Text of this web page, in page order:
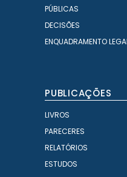
PÚBLICAS
DECISÕES
ENQUADRAMENTO
PUBLICAÇÕES
LIVROS
PARECERES
RELATÓRIOS
ESTUDOS